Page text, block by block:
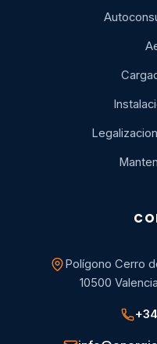
Polígono Cerro
10500